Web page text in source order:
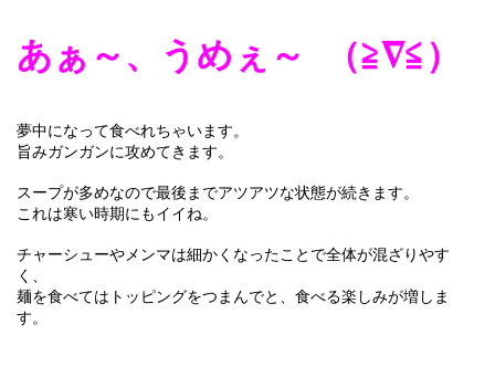
あぁ～、うめぇ～ （≧∇≦）
夢中になって食べれちゃいます。
旨みガンガンに攻めてきます。
スープが多めなので最後までアツアツな状態が続きます。
これは寒い時期にもイイね。
チャーシューやメンマは細かくなったことで全体が混ざりやす
く、
麺を食べてはトッピングをつまんでと、食べる楽しみが増しま
す。